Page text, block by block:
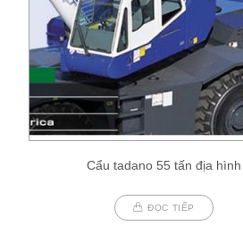
Cẩu tadano 55 tấn địa hình
ĐỌC TIẾP